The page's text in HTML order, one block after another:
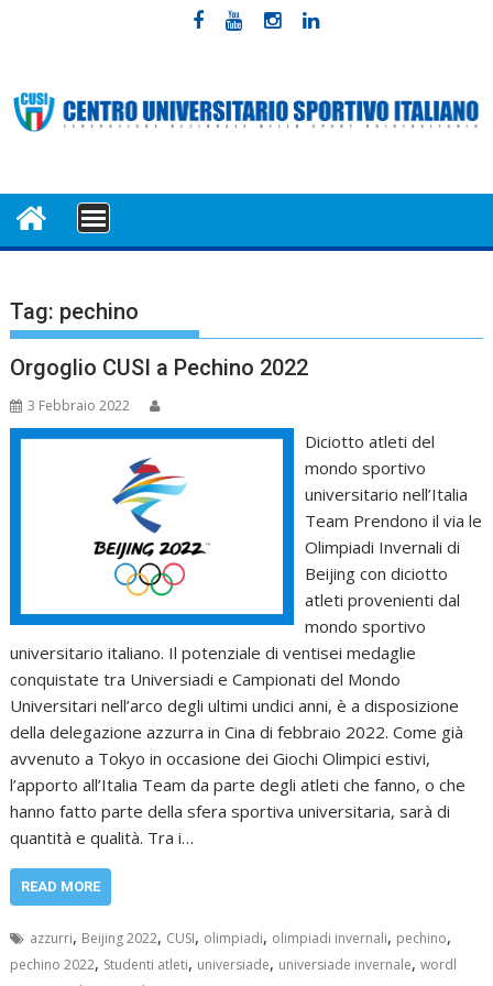
MENU
Tag: pechino
Orgoglio CUSI a Pechino 2022
3 Febbraio 2022
Diciotto atleti del
mondo sportivo
universitario nell’Italia
Team Prendono il via le
Olimpiadi Invernali di
Beijing con diciotto
atleti provenienti dal
mondo sportivo
universitario italiano. Il potenziale di ventisei medaglie
conquistate tra Universiadi e Campionati del Mondo
Universitari nell’arco degli ultimi undici anni, è a disposizione
della delegazione azzurra in Cina di febbraio 2022. Come già
avvenuto a Tokyo in occasione dei Giochi Olimpici estivi,
l’apporto all’Italia Team da parte degli atleti che fanno, o che
hanno fatto parte della sfera sportiva universitaria, sarà di
quantità e qualità. Tra i…
READ MORE
azzurri, Beijing 2022, CUSI, olimpiadi, olimpiadi invernali, pechino,
pechino 2022, Studenti atleti, universiade, universiade invernale,wordl